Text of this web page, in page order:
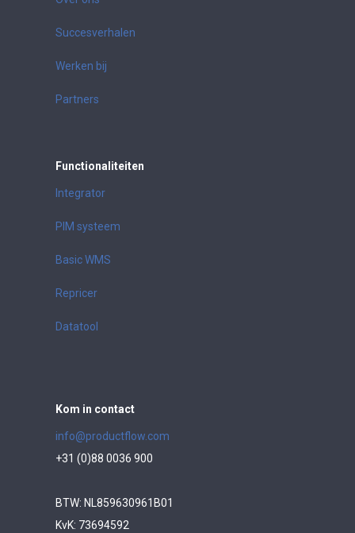
Succesverhalen
Werken bij
Partners
Functionaliteiten
Integrator
PIM systeem
Basic WMS
Repricer
Datatool
Kom in contact
info@productflow.com
+31 (0)88 0036 900
BTW: NL859630961B01
KvK: 73694592